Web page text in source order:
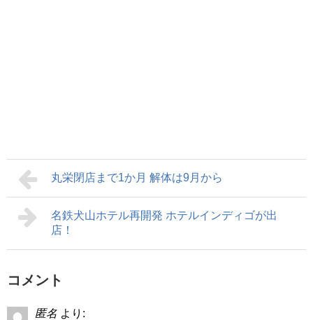
丸栄閉店まで1か月 解体は9月から
名鉄犬山ホテル再開発 ホテルインディゴが出
店！
コメント
匿名 より: